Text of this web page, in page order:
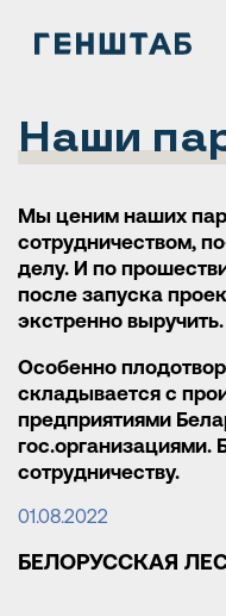
Наши
Мы ценим наших
сотрудничеством,
делу. И по
после запуска
экстренно выручить.
Особенно
складывается с
предприятиями
сотрудничеству.
01.08.2022
БЕЛОРУССКАЯ